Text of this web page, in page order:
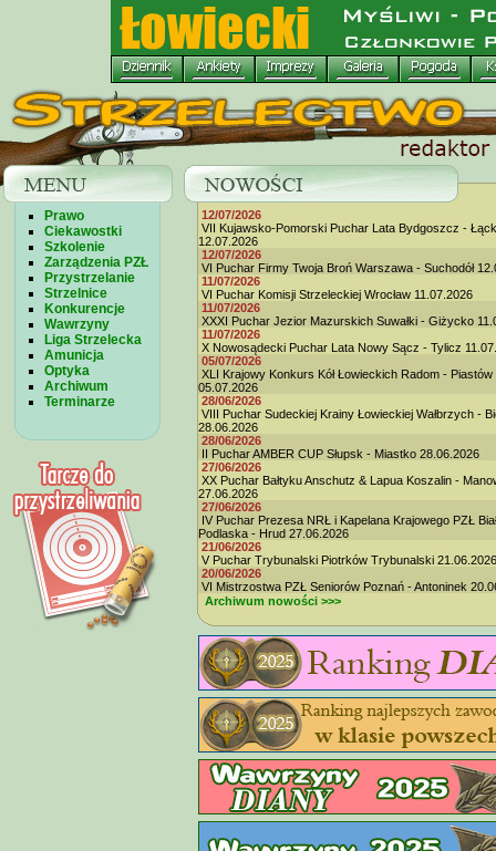
Prawo
Ciekawostki
Szkolenie
Zarządzenia PZŁ
Przystrzelanie
Strzelnice
Konkurencje
Wawrzyny
Liga Strzelecka
Amunicja
Optyka
Archiwum
Terminarze
12/07/2026
VII Kujawsko-Pomorski Puchar Lata Bydgoszcz -
12.07.2026
12/07/2026
VI Puchar Firmy Twoja Broń Warszawa - Suchodół
11/07/2026
VI Puchar Komisji Strzeleckiej Wrocław 11.07.2026
11/07/2026
XXXI Puchar Jezior Mazurskich Suwałki - Giżycko
11/07/2026
X Nowosądecki Puchar Lata Nowy Sącz - Tylicz
05/07/2026
XLI Krajowy Konkurs Kół Łowieckich Radom - Piastów
05.07.2026
28/06/2026
VIII Puchar Sudeckiej Krainy Łowieckiej Wałbrzych -
28.06.2026
28/06/2026
II Puchar AMBER CUP Słupsk - Miastko 28.06.2026
27/06/2026
XX Puchar Bałtyku Anschutz & Lapua Koszalin -
27.06.2026
27/06/2026
IV Puchar Prezesa NRŁ i Kapelana Krajowego PZŁ
Podlaska - Hrud 27.06.2026
21/06/2026
V Puchar Trybunalski Piotrków Trybunalski 21.06.2026
20/06/2026
VI Mistrzostwa PZŁ Seniorów Poznań - Antoninek
Archiwum nowości >>>